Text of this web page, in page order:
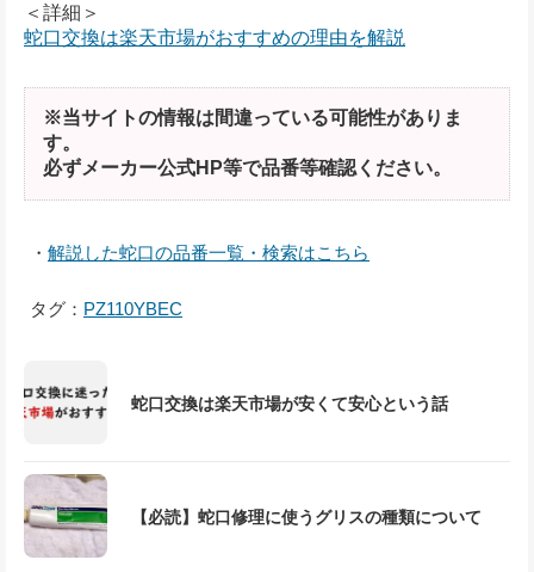
＜詳細＞
蛇口交換は楽天市場がおすすめの理由を解説
※当サイトの情報は間違っている可能性がありま
す。
必ずメーカー公式HP等で品番等確認ください。
・ 解説した蛇口の品番一覧・検索はこちら
タグ： PZ110YBEC
蛇口交換は楽天市場が安くて安心という話
【必読】蛇口修理に使うグリスの種類について